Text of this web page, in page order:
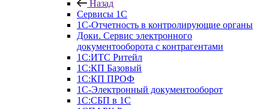
Назад
Сервисы 1С
1С-Отчетность в контролирующие органы
Доки. Сервис электронного
документооборота с контрагентами
1С:ИТС Ритейл
1С:КП Базовый
1С:КП ПРОФ
1С-Электронный документооборот
1С:СБП в 1С